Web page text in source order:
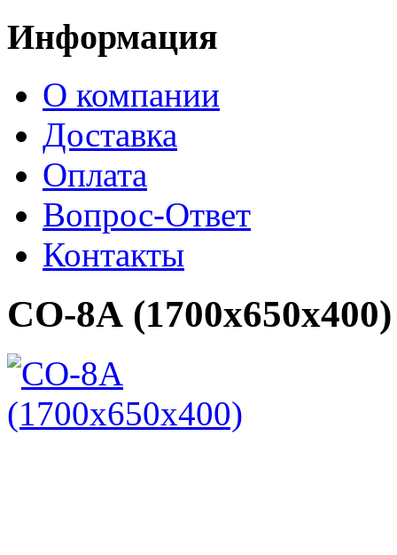
Информация
О компании
Доставка
Оплата
Вопрос-Ответ
Контакты
СО-8А (1700х650х400)